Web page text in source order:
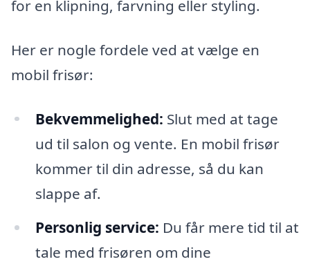
for en klipning, farvning eller styling.
Her er nogle fordele ved at vælge en
mobil frisør:
Bekvemmelighed: Slut med at tage
ud til salon og vente. En mobil frisør
kommer til din adresse, så du kan
slappe af.
Personlig service: Du får mere tid til at
tale med frisøren om dine